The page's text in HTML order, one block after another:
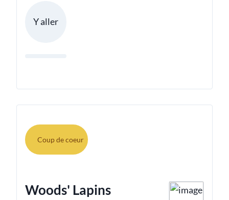
Y aller
Coup de coeur
Woods' Lapins